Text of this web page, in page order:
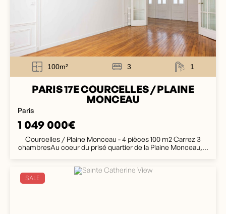
100m² 3 1
PARIS 17E COURCELLES / PLAINE
MONCEAU
Paris
1 049 000€
Courcelles / Plaine Monceau - 4 pièces 100 m2 Carrez 3
chambresAu coeur du prisé quartier de la Plaine Monceau,...
SALE